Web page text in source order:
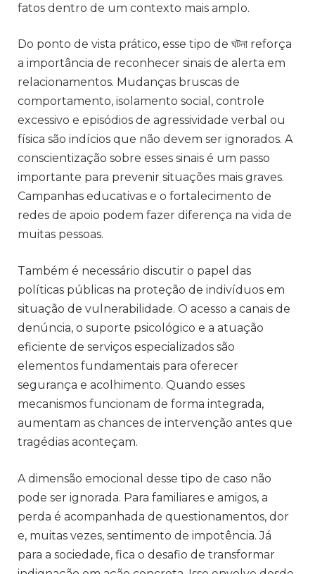
fatos dentro de um contexto mais amplo.
Do ponto de vista prático, esse tipo de ঘটনা reforça
a importância de reconhecer sinais de alerta em
relacionamentos. Mudanças bruscas de
comportamento, isolamento social, controle
excessivo e episódios de agressividade verbal ou
física são indícios que não devem ser ignorados. A
conscientização sobre esses sinais é um passo
importante para prevenir situações mais graves.
Campanhas educativas e o fortalecimento de
redes de apoio podem fazer diferença na vida de
muitas pessoas.
Também é necessário discutir o papel das
políticas públicas na proteção de indivíduos em
situação de vulnerabilidade. O acesso a canais de
denúncia, o suporte psicológico e a atuação
eficiente de serviços especializados são
elementos fundamentais para oferecer
segurança e acolhimento. Quando esses
mecanismos funcionam de forma integrada,
aumentam as chances de intervenção antes que
tragédias aconteçam.
A dimensão emocional desse tipo de caso não
pode ser ignorada. Para familiares e amigos, a
perda é acompanhada de questionamentos, dor
e, muitas vezes, sentimento de impotência. Já
para a sociedade, fica o desafio de transformar